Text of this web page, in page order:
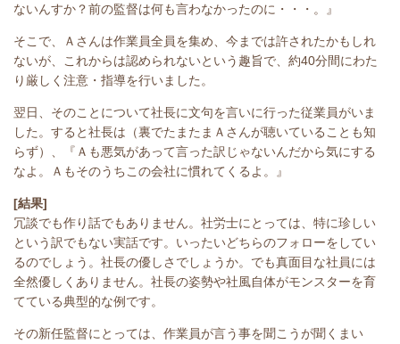
ないんすか？前の監督は何も言わなかったのに・・・。』
そこで、Ａさんは作業員全員を集め、今までは許されたかもしれ
ないが、これからは認められないという趣旨で、約40分間にわた
り厳しく注意・指導を行いました。
翌日、そのことについて社長に文句を言いに行った従業員がいま
した。すると社長は（裏でたまたまＡさんが聴いていることも知
らず）、『Ａも悪気があって言った訳じゃないんだから気にする
なよ。Ａもそのうちこの会社に慣れてくるよ。』
[結果]
冗談でも作り話でもありません。社労士にとっては、特に珍しい
という訳でもない実話です。いったいどちらのフォローをしてい
るのでしょう。社長の優しさでしょうか。でも真面目な社員には
全然優しくありません。社長の姿勢や社風自体がモンスターを育
てている典型的な例です。
その新任監督にとっては、作業員が言う事を聞こうが聞くまい